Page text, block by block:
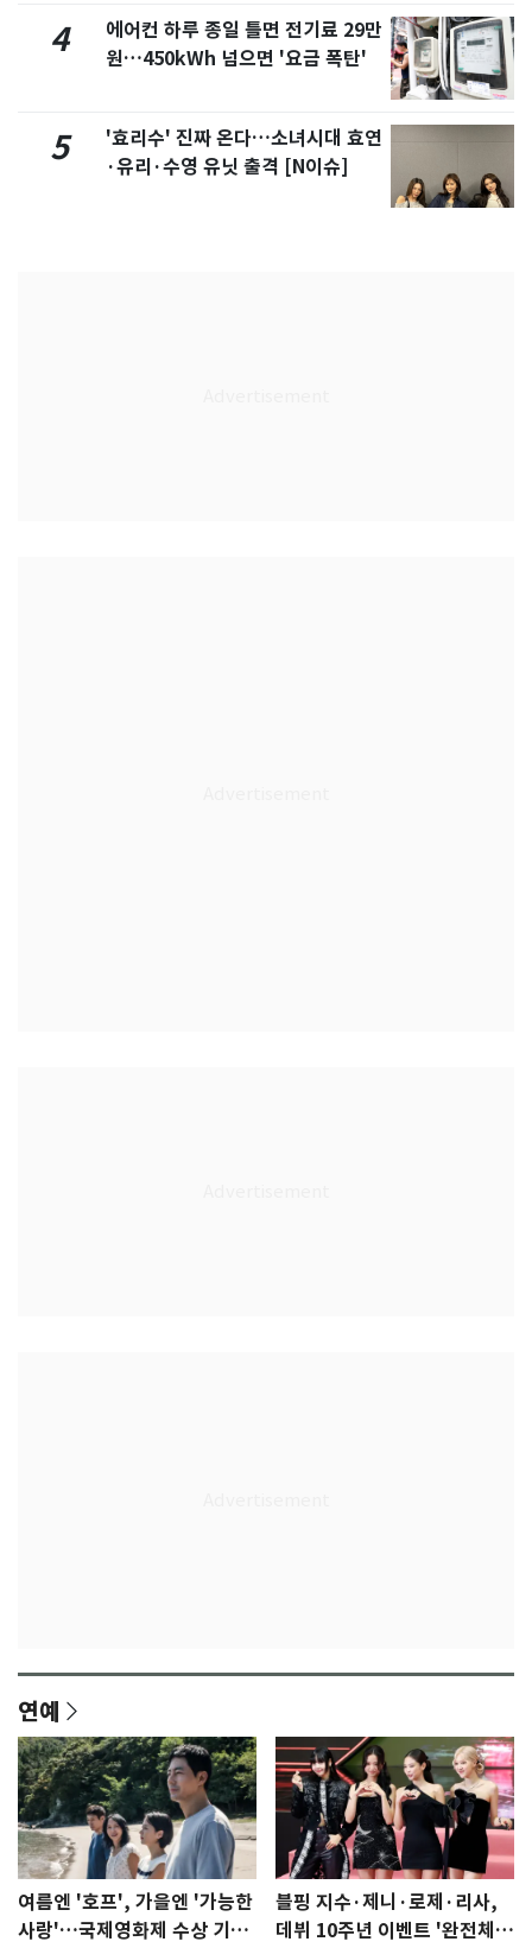
4
에어컨 하루 종일 틀면 전기료 29만
원…450kWh 넘으면 '요금 폭탄'
5
'효리수' 진짜 온다…소녀시대 효연
·유리·수영 유닛 출격 [N이슈]
연예
여름엔 '호프', 가을엔 '가능한
사랑'…국제영화제 수상 기대
블핑 지수·제니·로제·리사,
데뷔 10주년 이벤트 '완전체'